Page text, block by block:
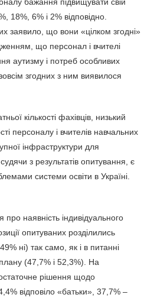
бажання підвищувати свій
18%, 6% і 2% відповідно.
заявило, що вони «цілком згодні»
що персонал і вчителі
аутизму і потреб особливих
згодних з ним виявилося
кількості фахівців, низький
персоналу і вчителів навчальних
інфраструктури для
з результатів опитування, є
системи освіти в Україні.
про наявність індивідуального
опитуваних розділились
ні) так само, як і в питанні
плану (47,7% і 52,3%). На
рішення щодо
відповіло «батьки», 37,7% –